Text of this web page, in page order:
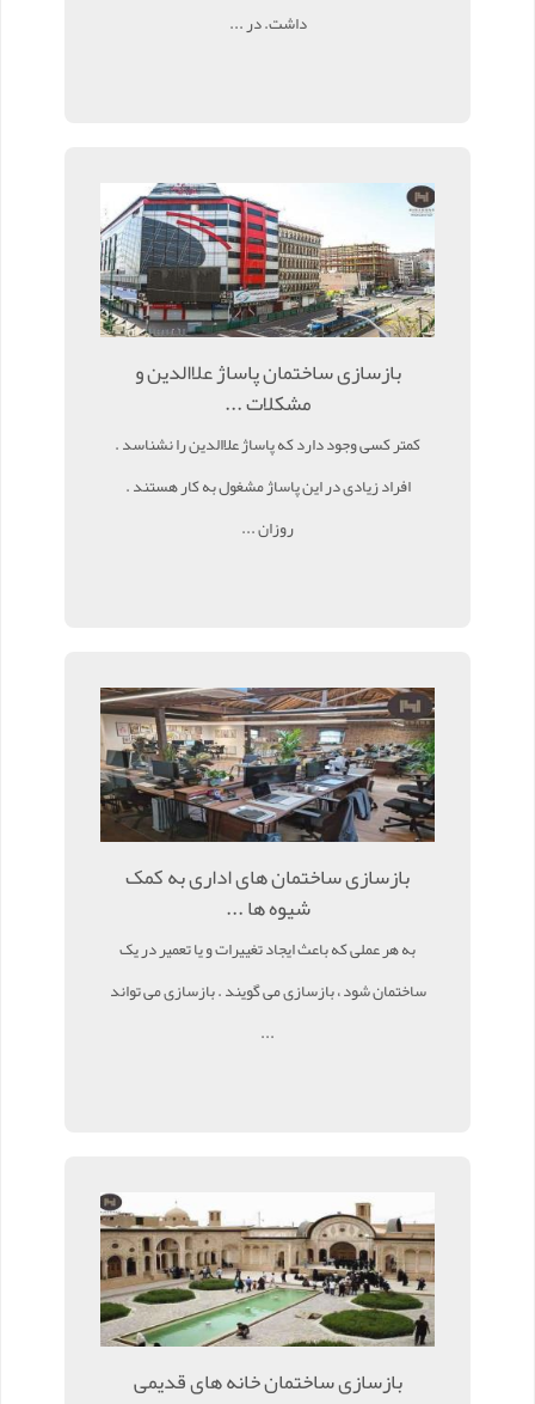
داشت. در ...
بازسازی ساختمان پاساژ علاالدین و
مشکلات ...
کمتر کسی وجود دارد که پاساژ علاالدین را نشناسد .
افراد زیادی در این پاساژ مشغول به کار هستند .
روزان ...
بازسازی ساختمان های اداری به کمک
شیوه ها ...
به هر عملی که باعث ایجاد تغییرات و یا تعمیر در یک
ساختمان شود ، بازسازی می گویند . بازسازی می تواند
...
بازسازی ساختمان خانه های قدیمی